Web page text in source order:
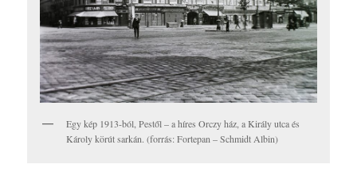
Egy kép 1913-ból, Pestől – a híres Orczy ház, a Király utca és
Károly körút sarkán. (forrás: Fortepan – Schmidt Albin)